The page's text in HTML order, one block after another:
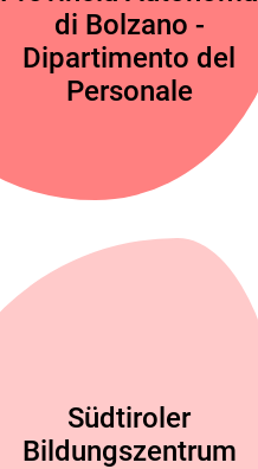
di Bolzano -
Dipartimento del
Personale
Südtiroler
Bildungszentrum